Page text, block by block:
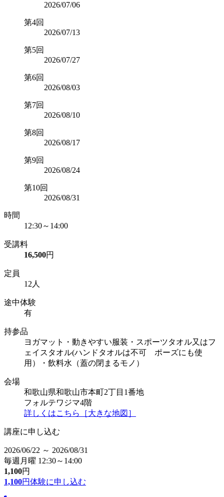
2026/07/06
第4回
2026/07/13
第5回
2026/07/27
第6回
2026/08/03
第7回
2026/08/10
第8回
2026/08/17
第9回
2026/08/24
第10回
2026/08/31
時間
12:30～14:00
受講料
16,500円
定員
12人
途中体験
有
持参品
ヨガマット・動きやすい服装・スポーツタオル又はフ
ェイスタオル(ハンドタオルは不可 ポーズにも使
用）・飲料水（蓋の閉まるモノ）
会場
和歌山県和歌山市本町2丁目1番地
フォルテワジマ4階
詳しくはこちら［大きな地図］
講座に申し込む
2026/06/22 ～ 2026/08/31
毎週月曜 12:30～14:00
1,100円
1,100円体験に申し込む